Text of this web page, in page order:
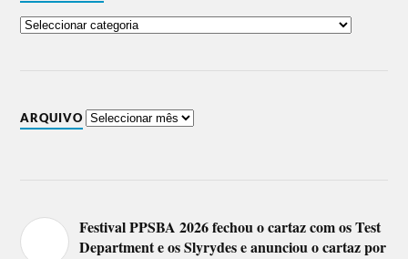
ARQUIVO
Festival PPSBA 2026 fechou o cartaz com os Test
Department e os Slyrydes e anunciou o cartaz por